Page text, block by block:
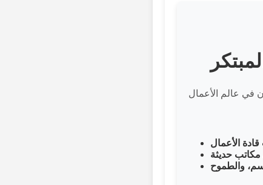
الأعمال
مكاتب حديثة
والطموح